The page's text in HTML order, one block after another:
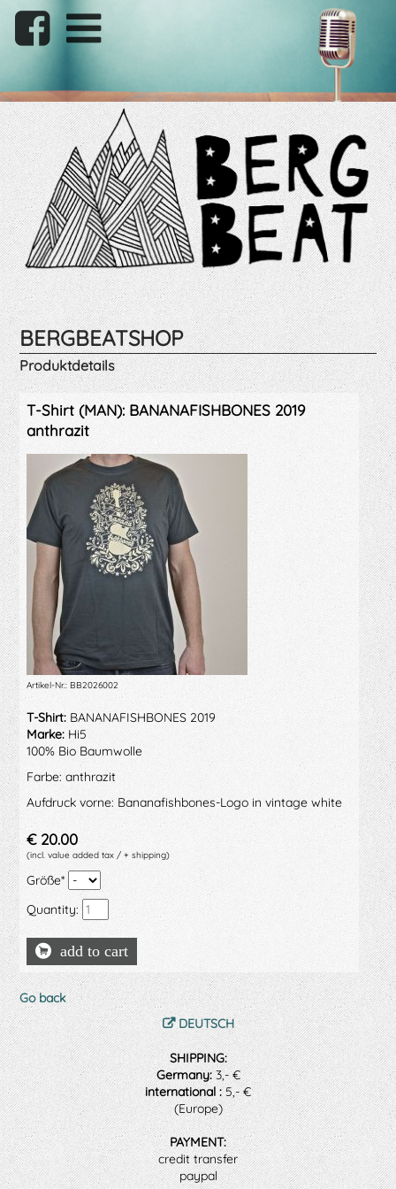
BERGBEATSHOP
Produktdetails
T-Shirt (MAN): BANANAFISHBONES 2019
anthrazit
Artikel-Nr.: BB2026002
T-Shirt: BANANAFISHBONES 2019
Marke: Hi5
100% Bio Baumwolle
Farbe: anthrazit
Aufdruck vorne: Bananafishbones-Logo in vintage white
€20.00
(incl. value added tax / + shipping)
Mandatory
field
Größe*
Quantity:
Go back
DEUTSCH
SHIPPING:
Germany:3,- €
international :5,- €
(Europe)
PAYMENT:
credit transfer
paypal